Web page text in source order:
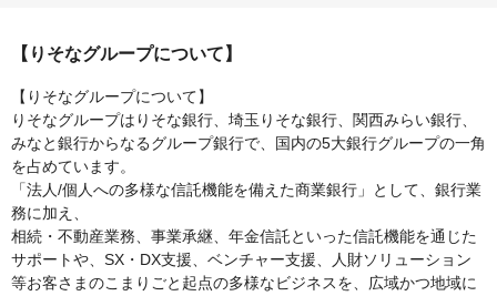
【りそなグループについて】
【りそなグループについて】
りそなグループはりそな銀行、埼玉りそな銀行、関西みらい銀行、
みなと銀行からなるグループ銀行で、国内の5大銀行グループの一角
を占めています。
「法人/個人への多様な信託機能を備えた商業銀行」として、銀行業
務に加え、
相続・不動産業務、事業承継、年金信託といった信託機能を通じた
サポートや、SX・DX支援、ベンチャー支援、人財ソリューション
等お客さまのこまりごと起点の多様なビジネスを、広域かつ地域に